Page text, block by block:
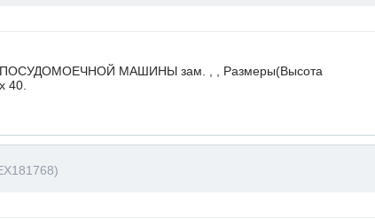
МАШИНЫ зам. , , Размеры(Высота
40.